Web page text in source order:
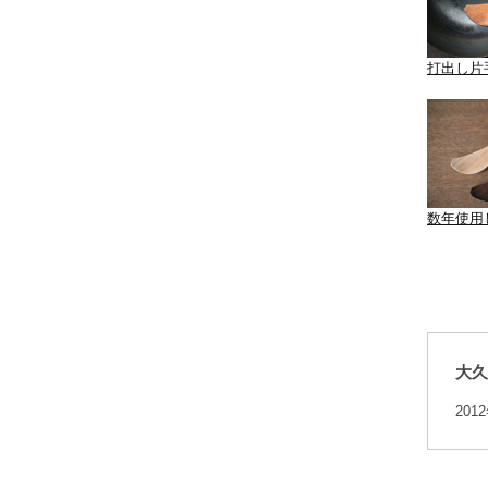
打出し片
数年使用
大